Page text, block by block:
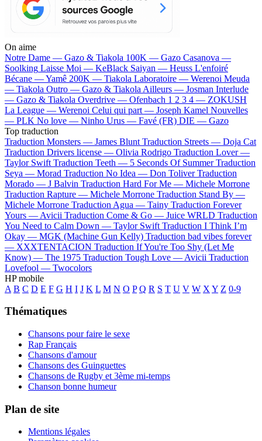
On aime
Notre Dame — Gazo & Tiakola 100K — Gazo Casanova —
Soolking Laisse Moi — KeBlack Saiyan — Heuss L'enfoiré
Bécane —Yamê 200K — Tiakola Laboratoire — Werenoi Meuda
— Tiakola Outro — Gazo & Tiakola Ailleurs — Josman Interlude
— Gazo & Tiakola Overdrive — Ofenbach 1 2 3 4 — ZOKUSH
La League — Werenoi Celui qui part — Joseph Kamel Nouvelles
— PLK No love — Ninho Urus — Favé (FR) DIE — Gazo
Top traduction
Traduction Monsters — James Blunt Traduction Streets — Doja Cat
Traduction Drivers license — Olivia Rodrigo Traduction Lover —
Taylor Swift Traduction Teeth — 5 Seconds Of Summer Traduction
Seya — Morad Traduction No Idea — Don Toliver Traduction
Morado — J Balvin Traduction Hard For Me — Michele Morrone
Traduction Rapture — Michele Morrone Traduction Stand By —
Michele Morrone Traduction Agua — Tainy Traduction Forever
Yours — Avicii Traduction Come & Go — Juice WRLD Traduction
You Need to Calm Down — Taylor Swift Traduction I Think I’m
Okay — MGK (Machine Gun Kelly) Traduction bad vibes forever
— XXXTENTACION Traduction If You're Too Shy (Let Me
Know) — The 1975 Traduction Tough Love — Avicii Traduction
Lovefool — Twocolors
HP mobile
A B C D E F G H I J K L M N O P Q R S T U V W X Y Z 0-9
Thématiques
Chansons pour faire le sexe
Rap Français
Chansons d'amour
Chansons des Guinguettes
Chansons de Rugby et 3ème mi-temps
Chanson bonne humeur
Plan de site
Mentions légales